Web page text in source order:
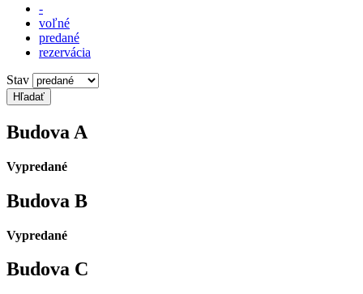
-
voľné
predané
rezervácia
Stav
Budova A
Vypredané
Budova B
Vypredané
Budova C